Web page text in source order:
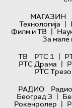
МАГАЗИН
Технологијa |
Филм и ТВ |
За мале
ТВ
РТС 1 |
РТС Драма |
РТС
РАДИО
Београд 3 |
Рокенролер |